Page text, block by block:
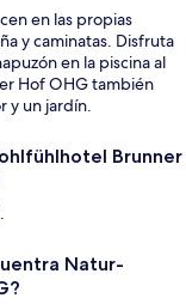
en las propias
y caminatas. Disfruta
en la piscina al
Hof OHG también
y un jardín.
Brunner
Natur-